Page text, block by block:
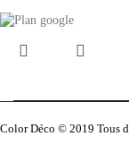
Color Déco © 2019 Tous